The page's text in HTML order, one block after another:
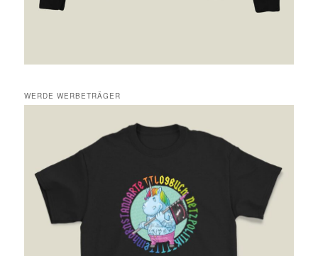
WERDE WERBETRÄGER